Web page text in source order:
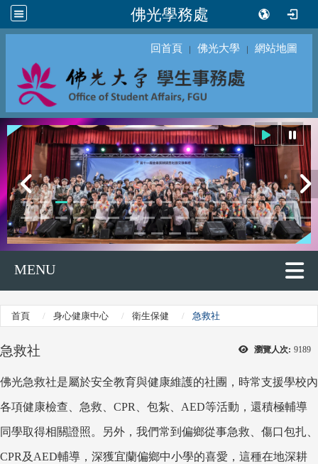
佛光學務處
回首頁 ｜ 佛光大學 ｜ 網站地圖
MENU
首頁 身心健康中心 衛生保健 急救社
瀏覽人次: 9189
急救社
佛光急救社是屬於安全教育與健康維護的社團，時常支援學校內
各項健康檢查、急救、CPR、包紮、AED等活動，還積極輔導
同學取得相關證照。另外，我們常到偏鄉從事急救、傷口包扎、
CPR及AED輔導，深獲宜蘭偏鄉中小學的喜愛，這種在地深耕